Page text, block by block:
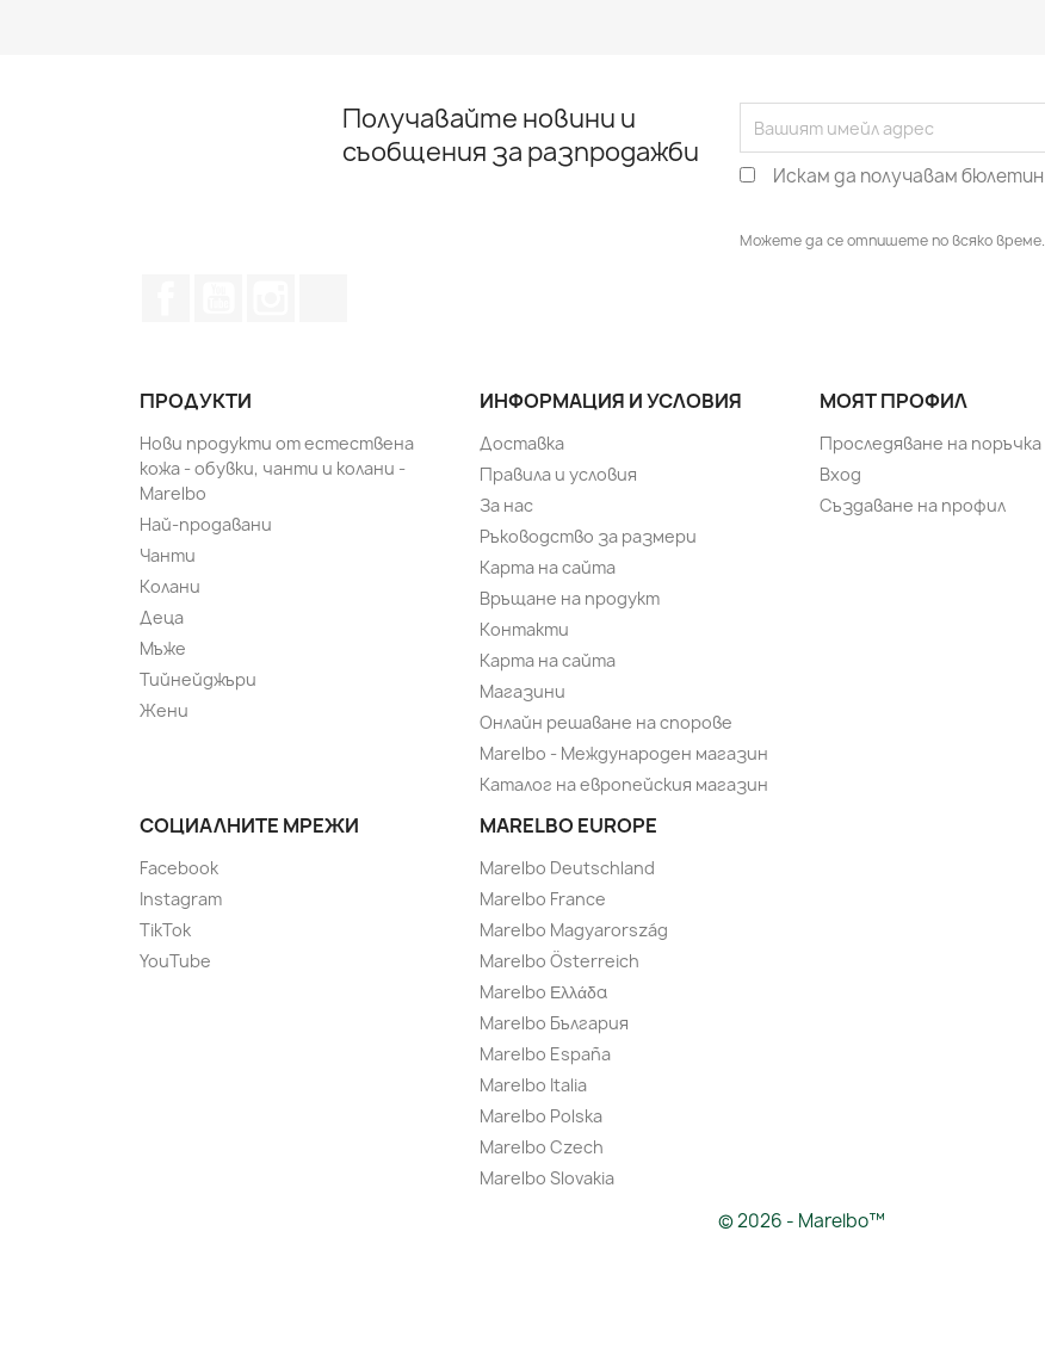
Получавайте новини и
съобщения за разпродажби
Искам да получавам бюлетин
Можете да се отпишете по всяко време.
ПРОДУКТИ
Нови продукти от естествена
кожа - обувки, чанти и колани -
Marelbo
Най-продавани
Чанти
Колани
Деца
Мъже
Тийнейджъри
Жени
ИНФОРМАЦИЯ И УСЛОВИЯ
Доставка
Правила и условия
За нас
Ръководство за размери
Карта на сайта
Връщане на продукт
Контакти
Карта на сайта
Магазини
Онлайн решаване на спорове
Marelbo - Международен магазин
Каталог на европейския магазин
СОЦИАЛНИТЕ МРЕЖИ
Facebook
Instagram
TikTok
YouTube
MARELBO EUROPE
Marelbo Deutschland
Marelbo France
Marelbo Magyarország
Marelbo Österreich
Marelbo Ελλάδα
Marelbo България
Marelbo España
Marelbo Italia
Marelbo Polska
Marelbo Czech
Marelbo Slovakia
МОЯТ ПРОФИЛ
Проследяване на поръчка
Вход
Създаване на профил
© 2026 - Marelbo™